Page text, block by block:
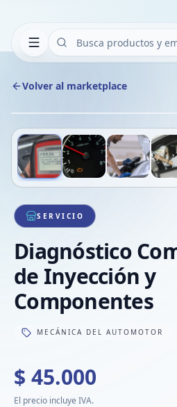
Volver al marketplace
1/4
SERVICIO
Diagnóstico
de Inyección y
Componentes
MECÁNICA DEL AUTOMOTOR
$ 45.000
El precio incluye IVA.